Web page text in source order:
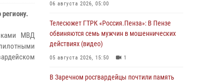
МВД
06 августа 2026, 05:00
Телесюжет ГТРК «Россия.Пенза»: В Пензе
обвиняются семь мужчин в мошеннических
действиях (видео)
05 августа 2026, 15:50 1
В Заречном росгвардейцы почтили память